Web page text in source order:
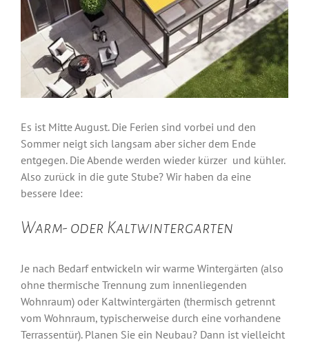
Es ist Mitte August. Die Ferien sind vorbei und den
Sommer neigt sich langsam aber sicher dem Ende
entgegen. Die Abende werden wieder kürzer und kühler.
Also zurück in die gute Stube? Wir haben da eine
bessere Idee:
Warm- oder Kaltwintergarten
Je nach Bedarf entwickeln wir warme Wintergärten (also
ohne thermische Trennung zum innenliegenden
Wohnraum) oder Kaltwintergärten (thermisch getrennt
vom Wohnraum, typischerweise durch eine vorhandene
Terrassentür). Planen Sie ein Neubau? Dann ist vielleicht